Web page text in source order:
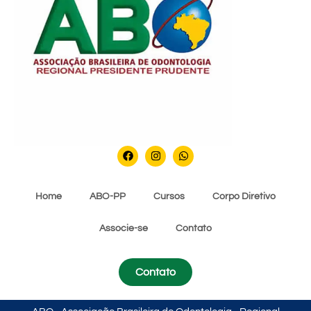
Home ABO-PP Cursos Corpo Diretivo
Associe-se Contato
Contato